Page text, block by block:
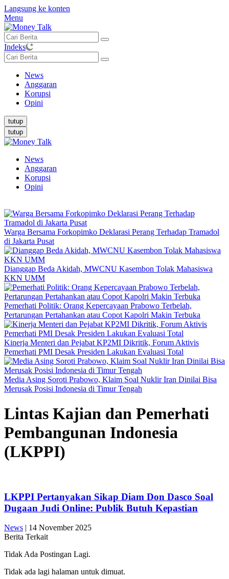
Langsung ke konten
Menu
Indeks
News
Anggaran
Korupsi
Opini
tutup
tutup
News
Anggaran
Korupsi
Opini
Warga Bersama Forkopimko Deklarasi Perang Terhadap Tramadol
di Jakarta Pusat
Dianggap Beda Akidah, MWCNU Kasembon Tolak Mahasiswa
KKN UMM
Pemerhati Politik: Orang Kepercayaan Prabowo Terbelah,
Pertarungan Pertahankan atau Copot Kapolri Makin Terbuka
Kinerja Menteri dan Pejabat KP2MI Dikritik, Forum Aktivis
Pemerhati PMI Desak Presiden Lakukan Evaluasi Total
Media Asing Soroti Prabowo, Klaim Soal Nuklir Iran Dinilai Bisa
Merusak Posisi Indonesia di Timur Tengah
Lintas Kajian dan Pemerhati
Pembangunan Indonesia
(LKPPI)
LKPPI Pertanyakan Sikap Diam Don Dasco Soal
Dugaan Judi Online: Publik Butuh Kepastian
News | 14 November 2025
Berita Terkait
Tidak Ada Postingan Lagi.
Tidak ada lagi halaman untuk dimuat.